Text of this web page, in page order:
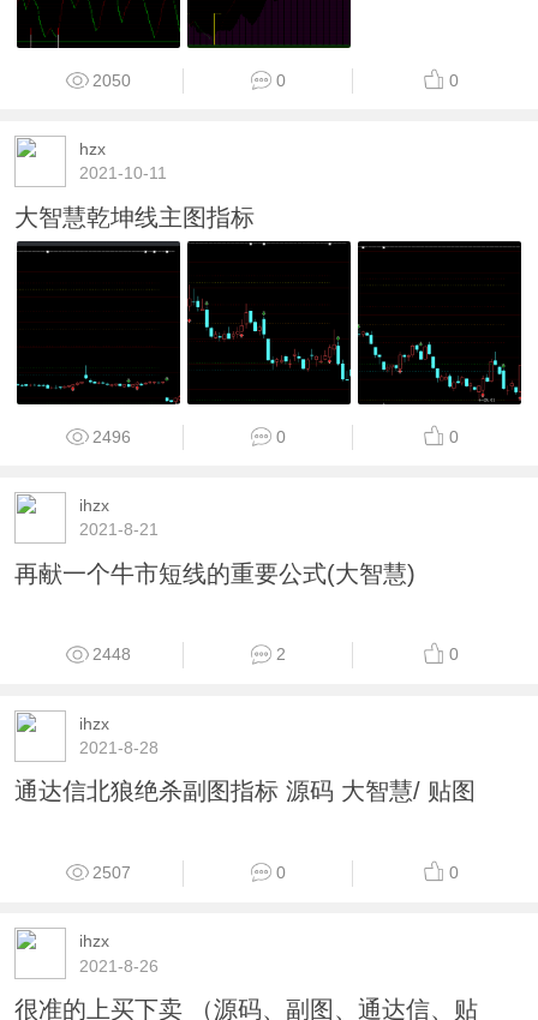
2050 0 0
hzx
2021-10-11
大智慧乾坤线主图指标
2496 0 0
ihzx
2021-8-21
再献一个牛市短线的重要公式(大智慧)
2448 2 0
ihzx
2021-8-28